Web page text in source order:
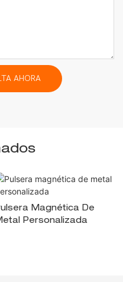
AHORA
Magnética De
Personalizada